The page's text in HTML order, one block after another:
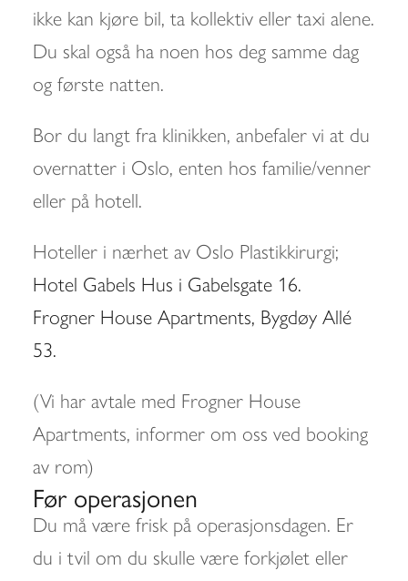
ikke kan kjøre bil, ta kollektiv eller taxi alene.
Du skal også ha noen hos deg samme dag
og første natten.
Bor du langt fra klinikken, anbefaler vi at du
overnatter i Oslo, enten hos familie/venner
eller på hotell.
Hoteller i nærhet av Oslo Plastikkirurgi;
Hotel Gabels Hus i Gabelsgate 16.
Frogner House Apartments, Bygdøy Allé
53.
(Vi har avtale med Frogner House
Apartments, informer om oss ved booking
av rom)
Før operasjonen
Du må være frisk på operasjonsdagen. Er
du i tvil om du skulle være forkjølet eller